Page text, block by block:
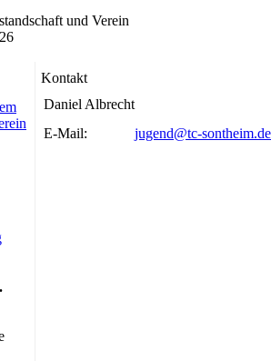
und Verein
Kontakt
Daniel Albrecht
E-Mail:
jugend@tc-sontheim.de